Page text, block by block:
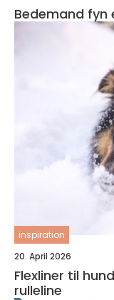
inspiration
20. April 2026
Flexliner til
rulleline